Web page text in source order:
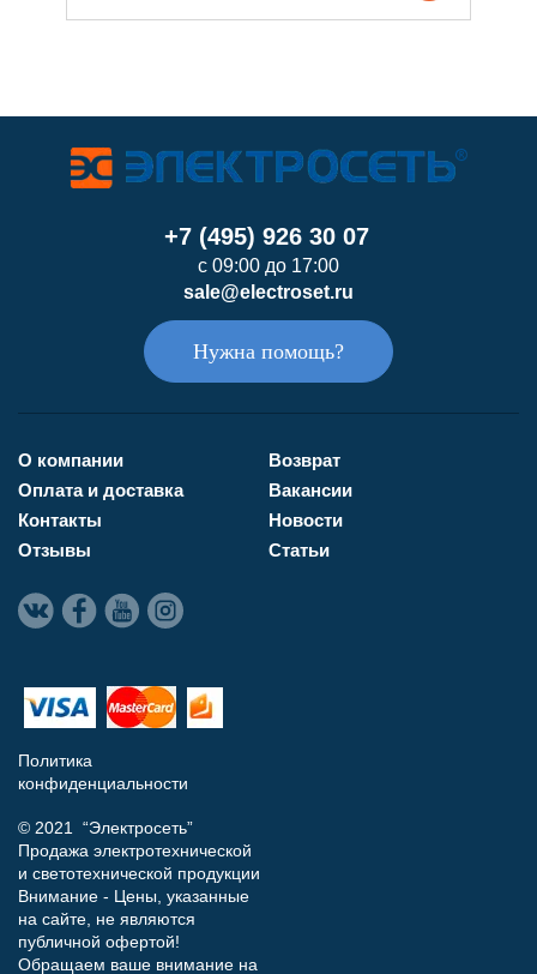
+7 (495) 926 30 07
с 09:00 до 17:00
sale@electroset.ru
Нужна помощь?
О компании
Оплата и доставка
Контакты
Отзывы
Возврат
Вакансии
Новости
Статьи
Политика
конфиденциальности
© 2021 “Электросеть”
Продажа электротехнической
и светотехнической продукции
Внимание - Цены, указанные
на сайте, не являются
публичной офертой!
Обращаем ваше внимание на